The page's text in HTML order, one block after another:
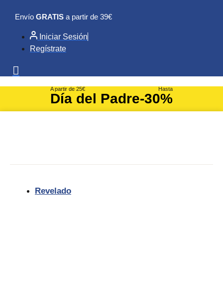
contenido
Envío GRATIS a partir de 39€
Iniciar Sesión
Regístrate
A partir de 25€
Día del Padre
Hasta
-30%
Revelado